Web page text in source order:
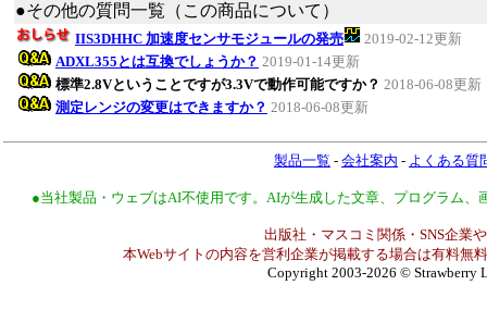
●その他の質問一覧（この商品について）
IIS3DHHC 加速度センサモジュールの発売
2019-02-12更新
ADXL355とは互換でしょうか？ 2019-01-14更新
標準2.8Vということですが3.3Vで動作可能ですか？ 2018-06-08更新
測定レンジの変更はできますか？ 2018-06-08更新
製品一覧 - 会社案内 - よくある質
●当社製品・ウェブはAI不使用です。AIが生成した文章、プログラム
出版社・マスコミ関係・SNS企業
本Webサイトの内容を営利企業が掲載する場合は有料無
Copyright 2003-2026 © Strawberry